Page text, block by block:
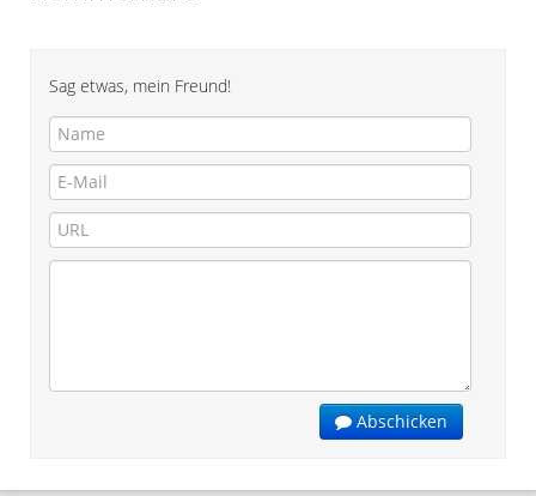
Sag etwas, mein Freund!
Abschicken